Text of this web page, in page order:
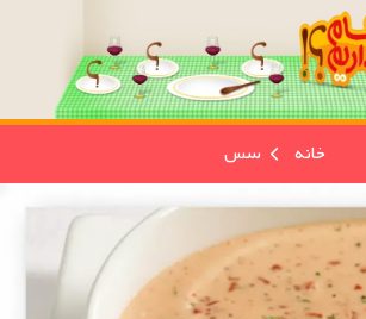
خانه سس